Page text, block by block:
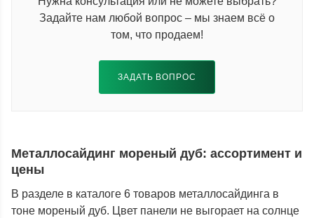
Задайте нам любой вопрос – мы знаем всё о
том, что продаем!
ЗАДАТЬ ВОПРОС
Металлосайдинг мореный дуб: ассортимент и
цены
В разделе в каталоге 6 товаров металлосайдинга в
тоне мореный дуб. Цвет панели не выгорает на солнце